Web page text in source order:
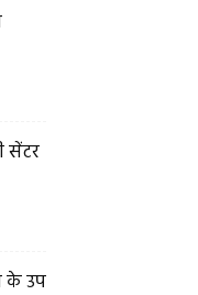
सेंटर
के उप